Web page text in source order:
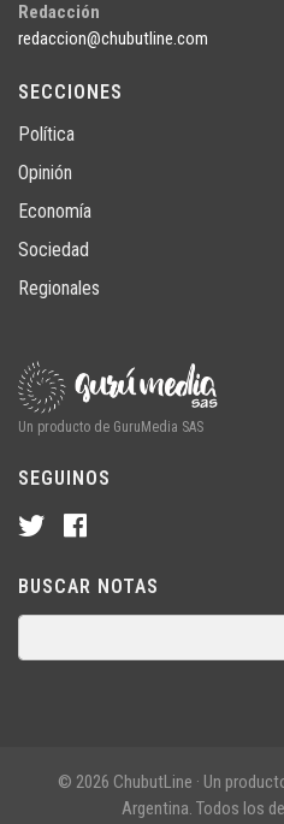
Redacción
redaccion@chubutline.com
SECCIONES
Política
Opinión
Economía
Sociedad
Regionales
Un producto de GuruMedia SAS
SEGUINOS
BUSCAR NOTAS
© 2026 ChubutLine · Un
Argentina. Todos los